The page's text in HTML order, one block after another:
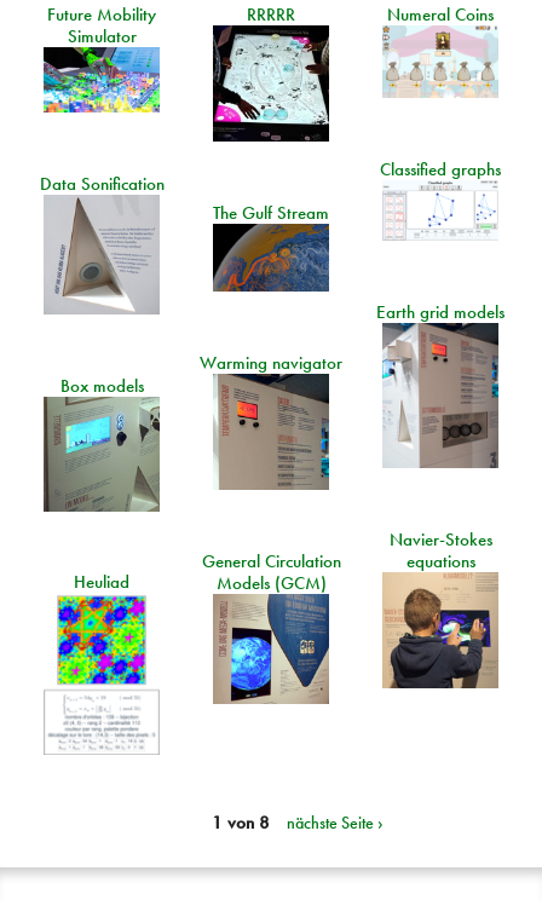
Future Mobility
Simulator
RRRRR Numeral Coins
Classified graphs
Data Sonification
The Gulf Stream
Earth grid models
Warming navigator
Box models
Navier-Stokes
equations
General Circulation
Models (GCM)
Heuliad
1 von 8 nächste Seite ›